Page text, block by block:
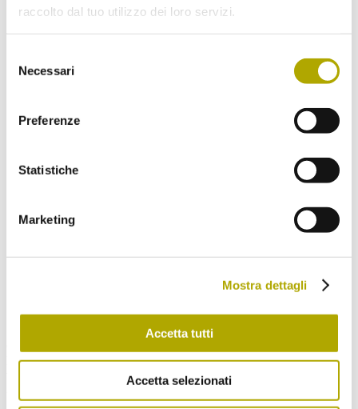
raccolto dal tuo utilizzo dei loro servizi.
delNecessari
Preferenze
Statistiche
Marketing
Mostra dettagli
Accetta tutti
Accetta selezionati
sugli eventi e il programma mensile)
Ritorno nelle Alpi (Novità, fatti e retroscena
Spedisci
acconsento al trattamento dei miei dati
Museo di Scienze Naturali dell'Alto Adige